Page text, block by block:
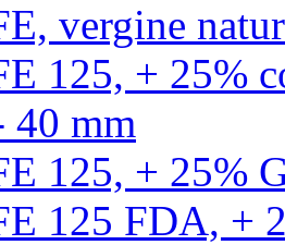
vergine
125, + 25%
40 mm
125, + 25%
125 FDA, +